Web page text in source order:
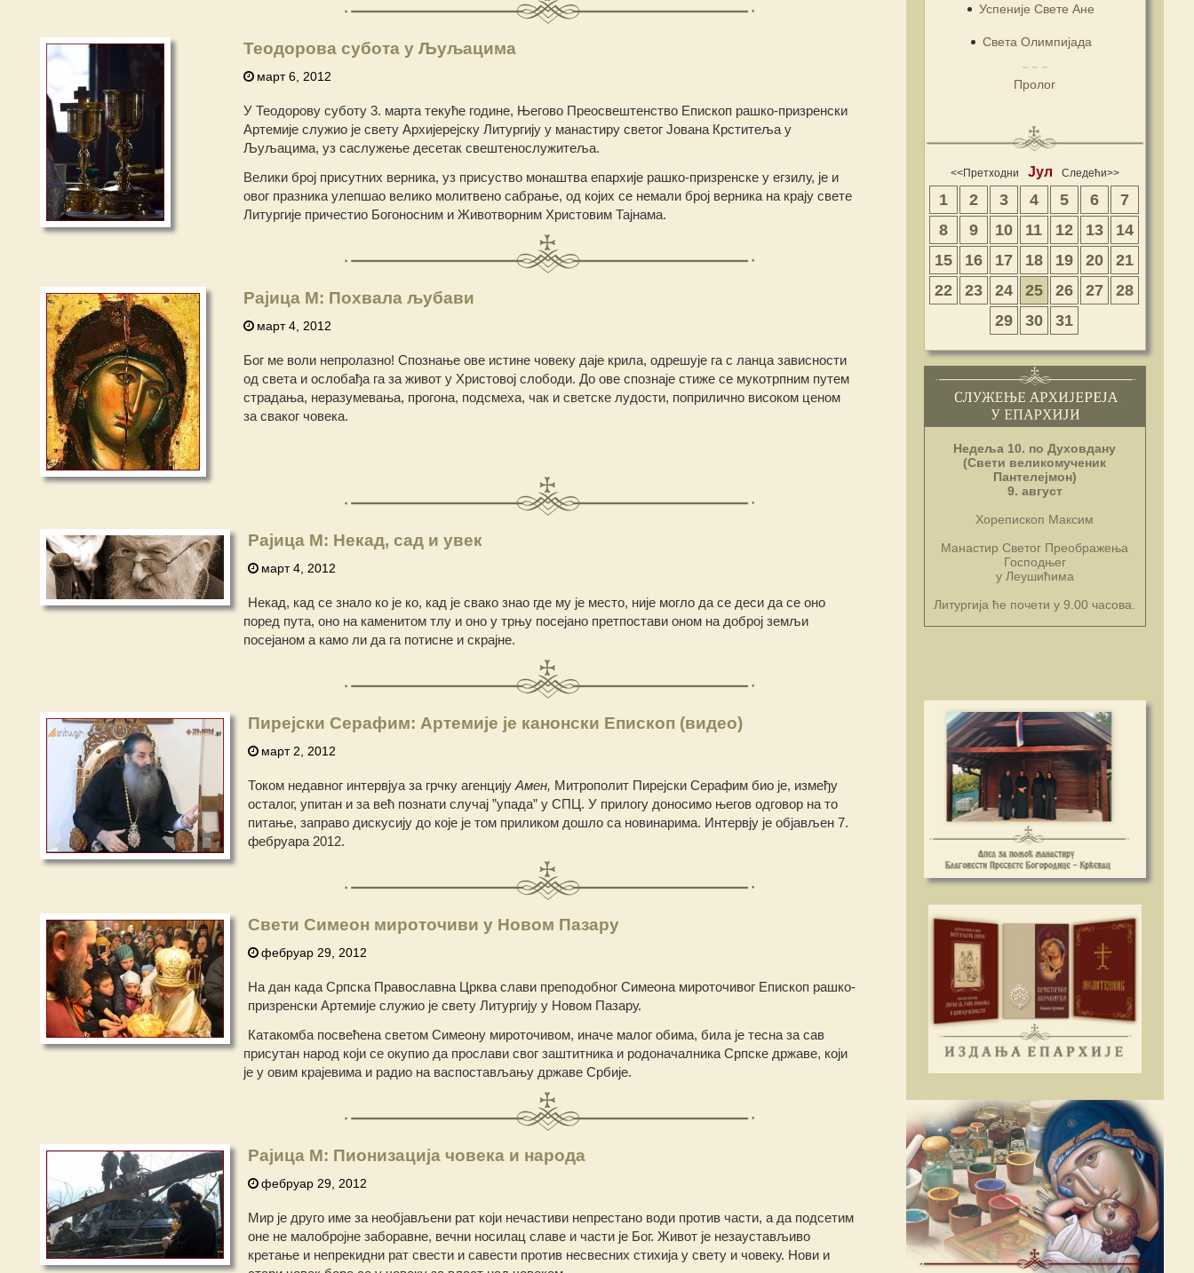
Теодорова субота у Љуљацима
март 6, 2012
У Теодорову суботу 3. марта текуће године, Његово Преосвештенство Епископ рашко-призренски
Артемије служио је свету Архијерејску Литургију у манастиру светог Јована Крститеља у
Љуљацима, уз саслужење десетак свештенослужитеља.
Велики број присутних верника, уз присуство монаштва епархије рашко-призренске у егзилу, је и
овог празника улепшао велико молитвено сабрање, од којих се немали број верника на крају свете
Литургије причестио Богоносним и Животворним Христовим Тајнама.
Рајица М: Похвала љубави
март 4, 2012
Бог ме воли непролазно! Спознање ове истине човеку даје крила, одрешује га с ланца зависности
од света и ослобађа га за живот у Христовој слободи. До ове спознаје стиже се мукотрпним путем
страдања, неразумевања, прогона, подсмеха, чак и светске лудости, поприлично високом ценом
за сваког човека.
Рајица М: Некад, сад и увек
март 4, 2012
Некад, кад се знало ко је ко, кад је свако знао где му је место, није могло да се деси да се оно
поред пута, оно на каменитом тлу и оно у трњу посејано претпостави оном на доброј земљи
посејаном а камо ли да га потисне и скрајне.
Пирејски Серафим: Артемије је канонски Епископ (видео)
март 2, 2012
Током недавног интервјуа за грчку агенцију Амен, Митрополит Пирејски Серафим био је, између
осталог, упитан и за већ познати случај ”упада” у СПЦ. У прилогу доносимо његов одговор на то
питање, заправо дискусију до које је том приликом дошло са новинарима. Интервју је објављен 7.
фебруара 2012.
Свети Симеон мироточиви у Новом Пазару
фебруар 29, 2012
На дан када Српска Православна Црква слави преподобног Симеона мироточивог Епископ рашко-
призренски Артемије служио је свету Литургију у Новом Пазару.
Катакомба посвећена светом Симеону мироточивом, иначе малог обима, била је тесна за сав
присутан народ који се окупио да прослави свог заштитника и родоначалника Српске државе, који
је у овим крајевима и радио на васпостављању државе Србије.
Рајица М: Пионизација човека и народа
фебруар 29, 2012
Мир је друго име за необјављени рат који нечастиви непрестано води против части, а да подсетим
оне не малобројне заборавне, вечни носилац славе и части је Бог. Живот је незаустављиво
кретање и непрекидни рат свести и савести против несвесних стихија у свету и човеку. Нови и
Успеније Свете Ане
Света Олимпијада
Пролог
<<Претходни Јул Следећи>>
1 2 3 4 5 6
7
8
9 10 11 12 13
14
15
16 17 18 19 20
21
22
23 24 25 26 27
28
29
30 31
Недеља 10. по Духовдану
(Свети великомученик
Пантелејмон)
9. август
Хорепископ Максим
Манастир Светог Преображења
Господњег
у Леушићима
Литургија ће почети у 9.00 часова.